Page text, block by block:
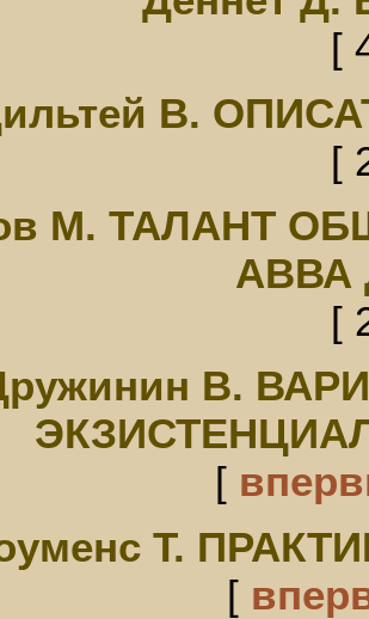
[
В.
[
М. ТАЛАНТ
АВВА
[
В.
[
Т.
[